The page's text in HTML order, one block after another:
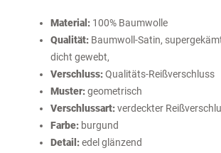
Material: 100% Baumwolle
Qualität: Baumwoll-Satin,
dicht gewebt,
Verschluss:Qualitäts-Reißverschluss
Muster:geometrisch
Verschlussart:verdeckter
Farbe: burgund
Detail:edel glänzend